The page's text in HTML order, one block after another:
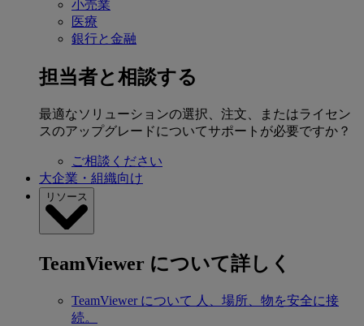
小売業
医療
銀行と金融
担当者と相談する
最適なソリューションの選択、注文、またはライセン
スのアップグレードについてサポートが必要ですか？
ご相談ください
大企業・組織向け
リソース
TeamViewer について詳しく
TeamViewer について 人、場所、物を安全に接
続。